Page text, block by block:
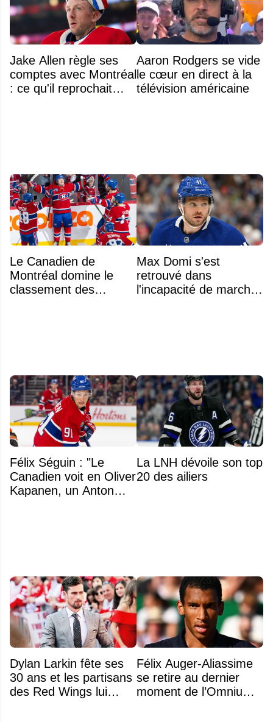
Jake Allen règle ses
comptes avec Montréal
: ce qu'il reprochait
Aaron Rodgers se vide
le cœur en direct à la
télévision américaine
Le Canadien de
Montréal domine le
classement des
Max Domi s'est
retrouvé dans
l'incapacité de marcher
Félix Séguin : "Le
Canadien voit en Oliver
Kapanen, un Anton
La LNH dévoile son top
20 des ailiers
Dylan Larkin fête ses
30 ans et les partisans
des Red Wings lui
Félix Auger-Aliassime
se retire au dernier
moment de l’Omnium